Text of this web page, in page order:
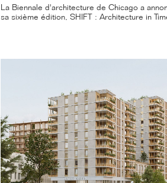
La Biennale d'architecture de Chicago a
sa sixième édition, SHIFT : Architecture in